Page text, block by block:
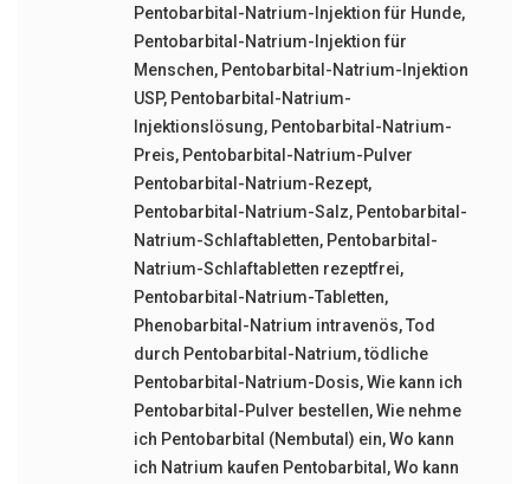
Pentobarbital-Natrium-Injektion für Hunde,
Pentobarbital-Natrium-Injektion für
Menschen, Pentobarbital-Natrium-Injektion
USP, Pentobarbital-Natrium-
Injektionslösung, Pentobarbital-Natrium-
Preis, Pentobarbital-Natrium-Pulver
Pentobarbital-Natrium-Rezept,
Pentobarbital-Natrium-Salz, Pentobarbital-
Natrium-Schlaftabletten, Pentobarbital-
Natrium-Schlaftabletten rezeptfrei,
Pentobarbital-Natrium-Tabletten,
Phenobarbital-Natrium intravenös,Tod
durch Pentobarbital-Natrium,tödliche
Pentobarbital-Natrium-Dosis,Wie kann ich
Pentobarbital-Pulver bestellen,Wie nehme
ich Pentobarbital (Nembutal) ein,Wo kann
ich Natrium kaufen Pentobarbital,Wo kann